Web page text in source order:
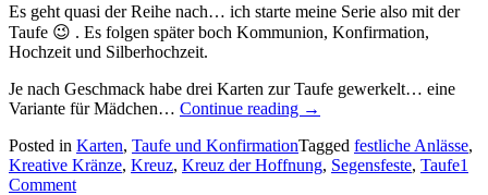
Es geht quasi der Reihe nach… ich starte meine Serie also mit der
Taufe 😉 . Es folgen später boch Kommunion, Konfirmation,
Hochzeit und Silberhochzeit.
Je nach Geschmack habe drei Karten zur Taufe gewerkelt… eine
Variante für Mädchen… Continue reading „Festliche
1:
Karten
→
Posted in Karten, Taufe und KonfirmationTagged festliche Anlässe,
Kreative Kränze, Kreuz, Kreuz der Hoffnung, Segensfeste, Taufe1
Comment